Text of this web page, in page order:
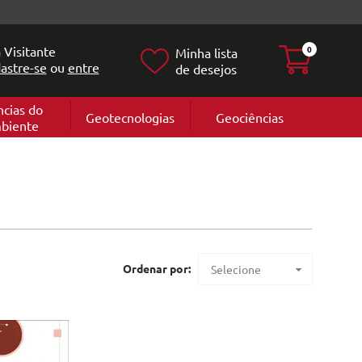
Visitante
se ou entre
Minha lista
de desejos
0
do
Geociências
Geotecnologias
Ordenar por: Selecione